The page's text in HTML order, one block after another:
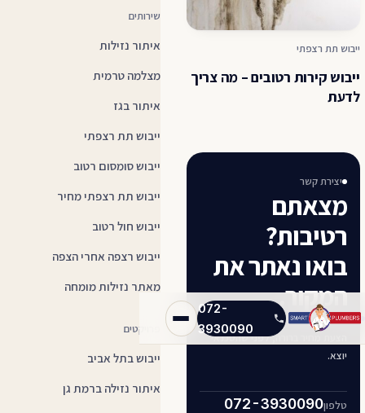
072-
3930090
ייבוש תת רצפתי
ייבוש קירות רטובים – מה צריך
לדעת
יצירת קשר
מצאתם
רטיבות?
בואו נאתר את
המקור.
השאירו שם וטלפון ונחזור אליכם עם
הצעת מחיר ברורה, לפני שהטכנאי
יוצא.
טלפון072-3930090
שירותים
איתור נזילות
מצלמה טרמית
איתור בגז
ייבוש תת רצפתי
ייבוש סומסום רטוב
ייבוש תת רצפתי מחיר
ייבוש חול רטוב
ייבוש רצפה אחרי הצפה
מאתר נזילות מומחה
פרויקטים
ייבוש בתל אביב
איתור נזילה ברמת גן